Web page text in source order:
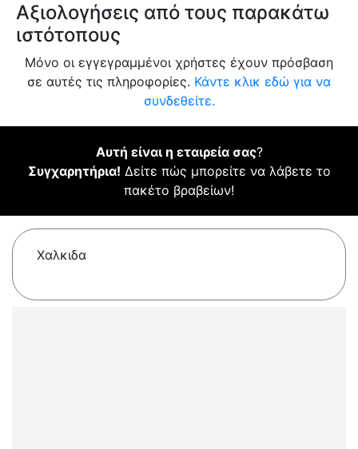
Αξιολογήσεις από τους παρακάτω
ιστότοπους
Μόνο οι εγγεγραμμένοι χρήστες έχουν πρόσβαση
σε αυτές τις πληροφορίες. Κάντε κλικ εδώ για να
συνδεθείτε.
Αυτή είναι η εταιρεία σας?
Συγχαρητήρια! Δείτε πώς μπορείτε να λάβετε το
πακέτο βραβείων!
Χαλκιδα